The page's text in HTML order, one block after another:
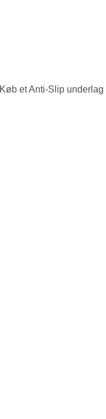
Køb et Anti-Slip underlag